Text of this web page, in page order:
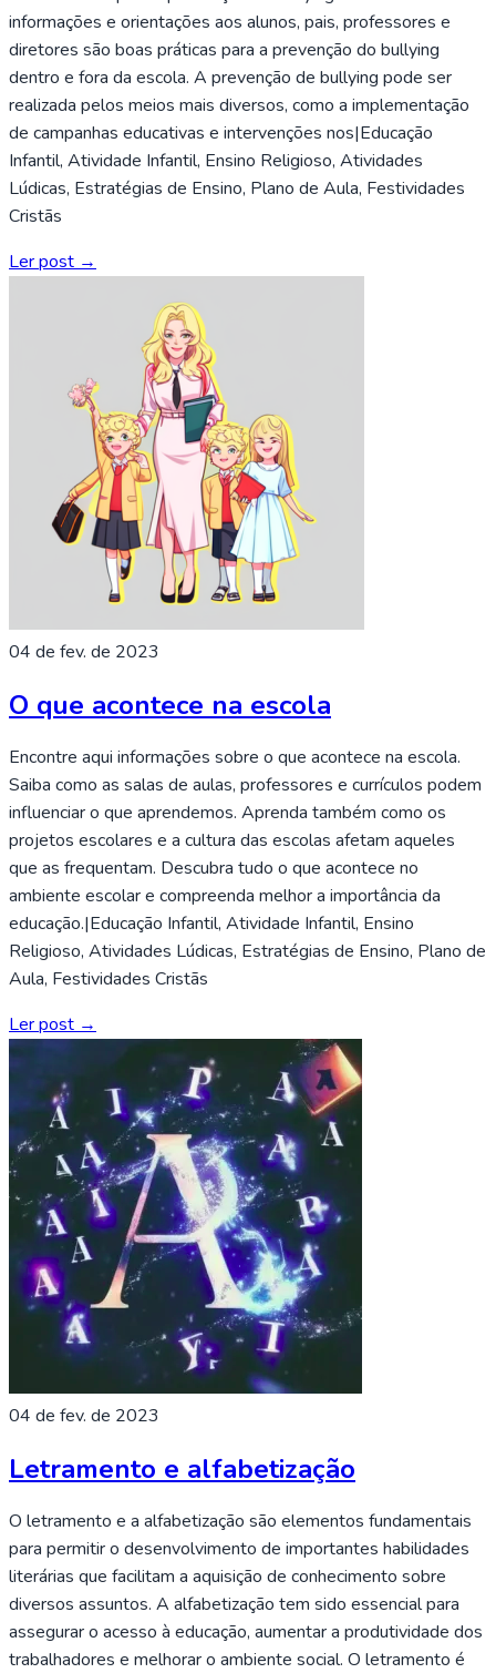
informações e orientações aos alunos, pais, professores e
diretores são boas práticas para a prevenção do bullying
dentro e fora da escola. A prevenção de bullying pode ser
realizada pelos meios mais diversos, como a implementação
de campanhas educativas e intervenções nos|Educação
Infantil, Atividade Infantil, Ensino Religioso, Atividades
Lúdicas, Estratégias de Ensino, Plano de Aula, Festividades
Cristãs
Ler post →
04 de fev. de 2023
O que acontece na escola
Encontre aqui informações sobre o que acontece na escola.
Saiba como as salas de aulas, professores e currículos podem
influenciar o que aprendemos. Aprenda também como os
projetos escolares e a cultura das escolas afetam aqueles
que as frequentam. Descubra tudo o que acontece no
ambiente escolar e compreenda melhor a importância da
educação.|Educação Infantil, Atividade Infantil, Ensino
Religioso, Atividades Lúdicas, Estratégias de Ensino, Plano de
Aula, Festividades Cristãs
Ler post →
04 de fev. de 2023
Letramento e alfabetização
O letramento e a alfabetização são elementos fundamentais
para permitir o desenvolvimento de importantes habilidades
literárias que facilitam a aquisição de conhecimento sobre
diversos assuntos. A alfabetização tem sido essencial para
assegurar o acesso à educação, aumentar a produtividade dos
trabalhadores e melhorar o ambiente social. O letramento é